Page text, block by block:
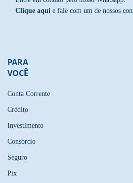
Clique aqui e fale com um de nossos
PARA
VOCÊ
Conta Corrente
Crédito
Investimento
Consórcio
Seguro
Pix